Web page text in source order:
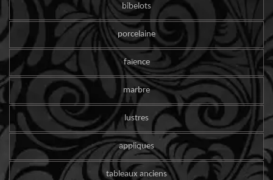
bibelots
porcelaine
faïence
marbre
lustres
appliques
tableaux anciens